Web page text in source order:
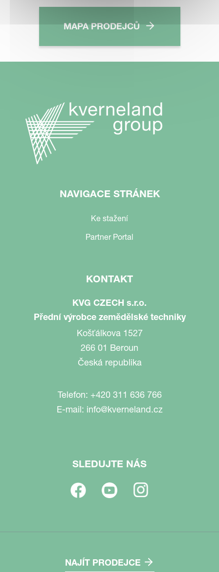
MAPA PRODEJCŮ
NAVIGACE STRÁNEK
Ke stažení
Partner Portal
KONTAKT
KVG CZECH s.r.o.
Přední výrobce zemědělské techniky
Košťálkova 1527
266 01 Beroun
Česká republika
Telefon: +420 311 636 766
E-mail: info@kverneland.cz
SLEDUJTE NÁS
NAJÍT PRODEJCE